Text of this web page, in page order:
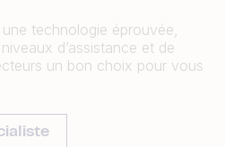
technologie éprouvée,
d’assistance et de
un bon choix pour vous